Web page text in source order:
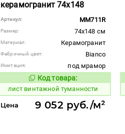
керамогранит 74x148
Артикул: MM711R
Размер: 74x148 см
Материал: Керамогранит
Фабричный цвет: Bianco
Имитация:
под мрамор
Код товара:
876984Код товара:
лист винтажной туманности
Цена 9 052 руб./м²